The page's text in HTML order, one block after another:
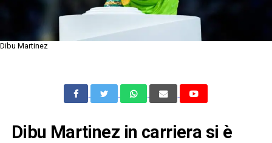
Dibu Martinez
Dibu Martinez in carriera si è